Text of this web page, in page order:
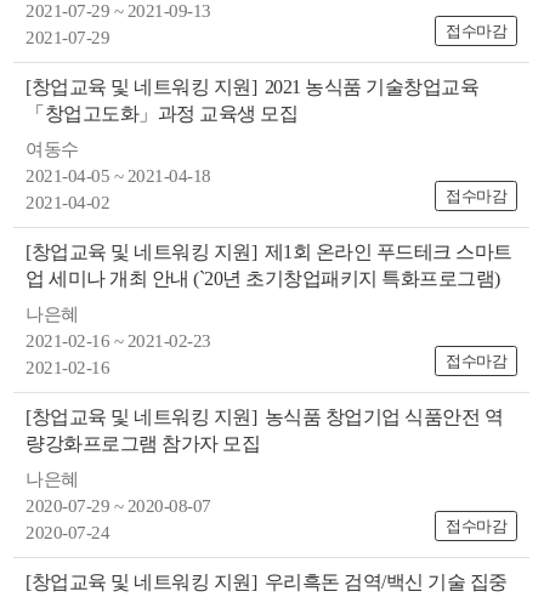
2021-07-29 ~ 2021-09-13
2021-07-29
접수마감
[창업교육 및 네트워킹 지원] 2021 농식품 기술창업교육
「창업고도화」과정 교육생 모집
여동수
2021-04-05 ~ 2021-04-18
2021-04-02
접수마감
[창업교육 및 네트워킹 지원] 제1회 온라인 푸드테크 스마트
업 세미나 개최 안내 (`20년 초기창업패키지 특화프로그램)
나은혜
2021-02-16 ~ 2021-02-23
2021-02-16
접수마감
[창업교육 및 네트워킹 지원] 농식품 창업기업 식품안전 역
량강화프로그램 참가자 모집
나은혜
2020-07-29 ~ 2020-08-07
2020-07-24
접수마감
[창업교육 및 네트워킹 지원] 우리흑돈 검역/백신 기술 집중